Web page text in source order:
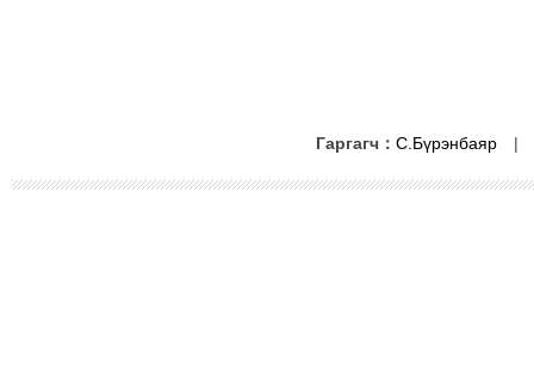
Гаргагч： С.Бүрэнбаяр |